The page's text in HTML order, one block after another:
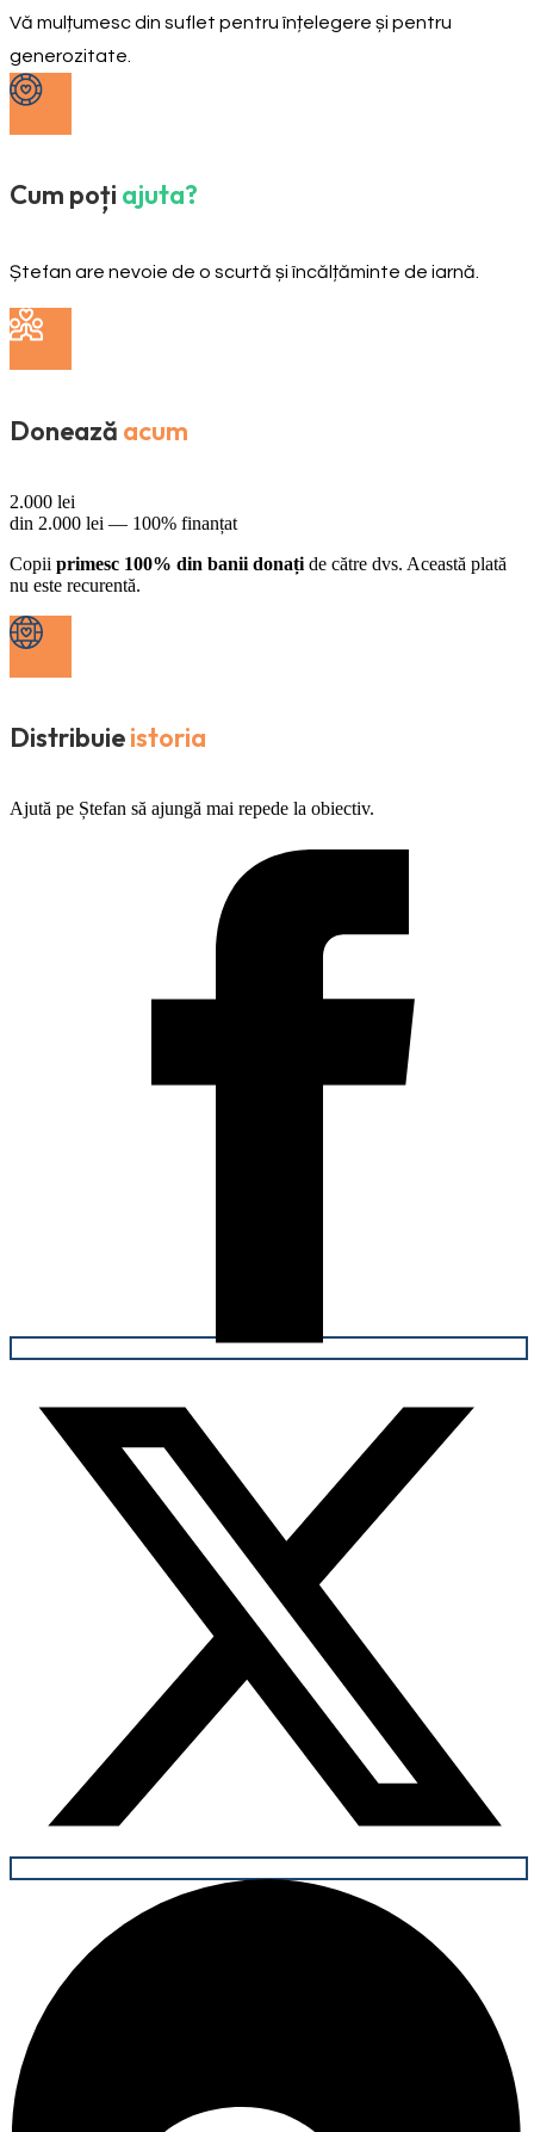
Vă mulțumesc din suflet pentru înțelegere și pentru
generozitate.
Cum poți ajuta?
Ștefan are nevoie de o scurtă și încălțăminte de iarnă.
Donează acum
2.000 lei
din 2.000 lei — 100% finanțat
Copii primesc 100% din banii donați de către dvs. Această plată
nu este recurentă.
Distribuieistoria
Ajută pe Ștefan să ajungă mai repede la obiectiv.